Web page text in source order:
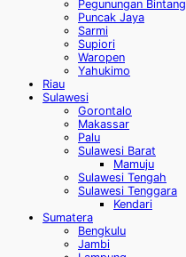
Pegunungan Bintang
Puncak Jaya
Sarmi
Supiori
Waropen
Yahukimo
Riau
Sulawesi
Gorontalo
Makassar
Palu
Sulawesi Barat
Mamuju
Sulawesi Tengah
Sulawesi Tenggara
Kendari
Sumatera
Bengkulu
Jambi